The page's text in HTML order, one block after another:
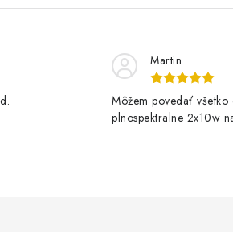
Martin
Môžem povedať všetko
plnospektralne 2x10w